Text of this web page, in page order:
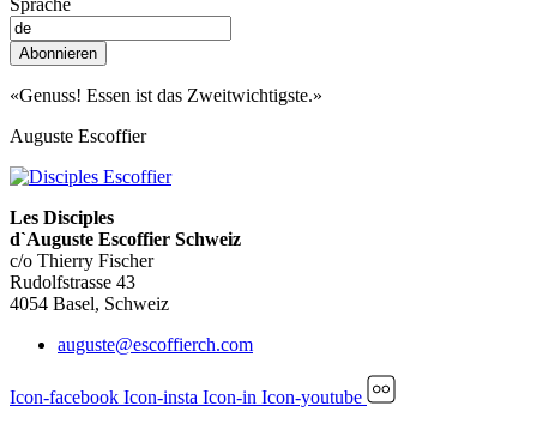
Sprache
Abonnieren
«Genuss! Essen ist das Zweitwichtigste.»
Auguste Escoffier
Les Disciples
d`Auguste Escoffier Schweiz
c/o Thierry Fischer
Rudolfstrasse 43
4054 Basel, Schweiz
auguste@escoffierch.com
Icon-facebook Icon-insta Icon-in Icon-youtube